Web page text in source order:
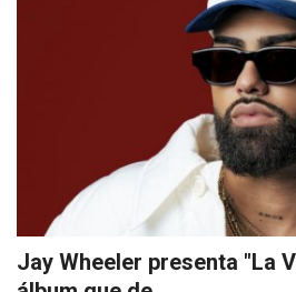
Las 12 Play
Fotos
Deportes
Jay Wheeler presenta "La